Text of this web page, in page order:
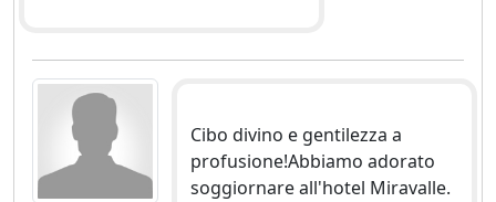
Cibo divino e gentilezza a
profusione!Abbiamo adorato
soggiornare all'hotel Miravalle.